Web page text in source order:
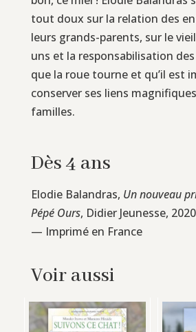
tout doux sur la relation des
leurs grands-parents, sur le
uns et la responsabilisation
que la roue tourne et qu’il est
conserver ses liens
familles.
Dès 4 ans
Elodie Balandras, Un nouveau
Pépé Ours, Didier Jeunesse,
— Imprimé en France
Voir aussi